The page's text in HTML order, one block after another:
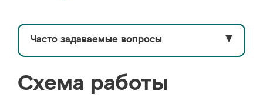
Часто задаваемые вопросы ▼
Схема работы